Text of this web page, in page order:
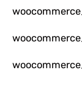
t
u